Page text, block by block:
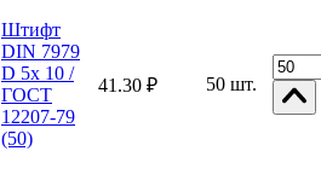
Штифт
DIN 7979
D 5x 10 /
ГОСТ
12207-79
(50)
41.30 ₽ 50 шт.